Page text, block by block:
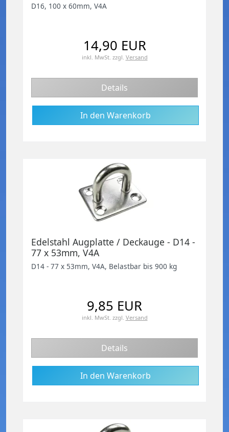
D16, 100 x 60mm, V4A
14,90 EUR
inkl. MwSt. zzgl. Versand
Details
Edelstahl Augplatte / Deckauge - D14 -
77 x 53mm, V4A
D14 - 77 x 53mm, V4A, Belastbar bis 900 kg
9,85 EUR
inkl. MwSt. zzgl. Versand
Details